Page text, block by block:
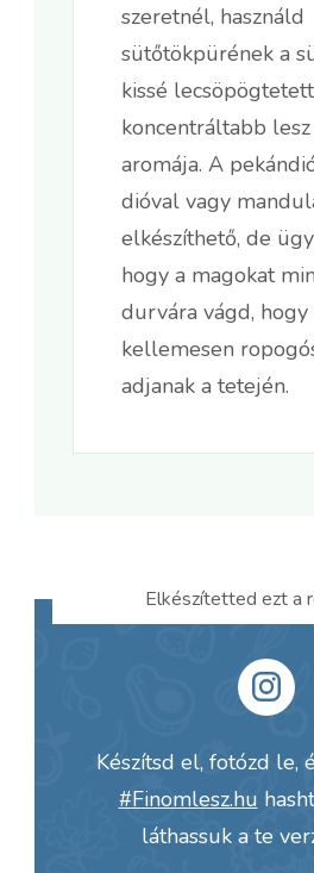
szeretnél, használd
sütőtökpürének a
kissé
koncentráltabb lesz
aromája. A
dióval vagy
elkészíthető, de
hogy a magokat
durvára vágd, hogy
kellemesen
adjanak a tetején.
Elkészítetted ezt a
Készítsd el, fotózd le,
#Finomlesz.hu
láthassuk a te